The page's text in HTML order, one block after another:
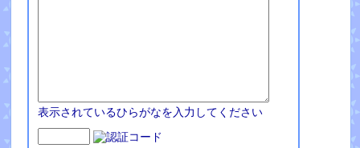
表示されているひらがなを入力してください